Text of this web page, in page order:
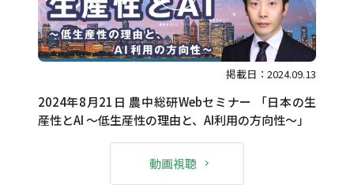
掲載日：2024.09.13
2024年8月21日 農中総研Webセミナー 「日本の生
産性とAI ～低生産性の理由と、AI利用の方向性～」
動画視聴